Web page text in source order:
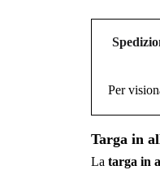
Per
Targa in
La targa in